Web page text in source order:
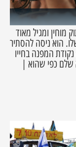
שיתוק מוחין ומגיל מאוד
הוא ניסה להסתיר
המפנה בחייו
שלם כפי שהוא |